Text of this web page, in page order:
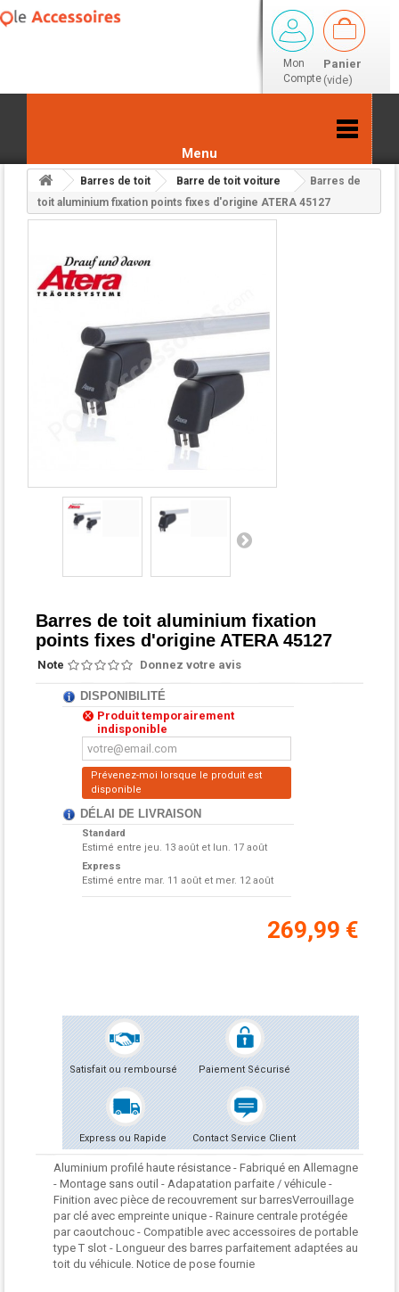
Mon
Compte
Panier
(vide)
Menu
Barres de toit Barre de toit voiture
Barres de
toit aluminium fixation points fixes d'origine ATERA 45127
Retour aux résultats
Barres de toit aluminium fixation
points fixes d'origine ATERA 45127
Note Donnez votre avis
DISPONIBILITÉ
Produit temporairement
indisponible
Prévenez-moi lorsque le produit est
disponible
DÉLAI DE LIVRAISON
Standard
Estimé entre jeu. 13 août et lun. 17 août
Express
Estimé entre mar. 11 août et mer. 12 août
269,99 €
Satisfait ou remboursé Paiement Sécurisé
Express ou Rapide Contact Service Client
Aluminium profilé haute résistance - Fabriqué en Allemagne
- Montage sans outil - Adapatation parfaite / véhicule -
Finition avec pièce de recouvrement sur barresVerrouillage
par clé avec empreinte unique - Rainure centrale protégée
par caoutchouc - Compatible avec accessoires de portable
type T slot - Longueur des barres parfaitement adaptées au
toit du véhicule. Notice de pose fournie